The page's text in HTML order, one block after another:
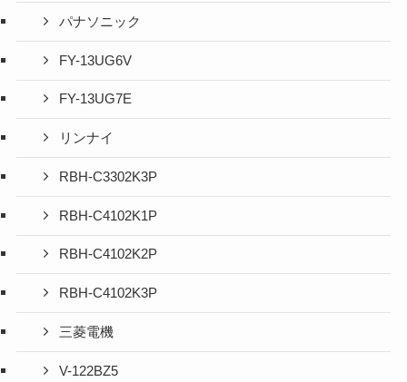
パナソニック
FY-13UG6V
FY-13UG7E
リンナイ
RBH-C3302K3P
RBH-C4102K1P
RBH-C4102K2P
RBH-C4102K3P
三菱電機
V-122BZ5